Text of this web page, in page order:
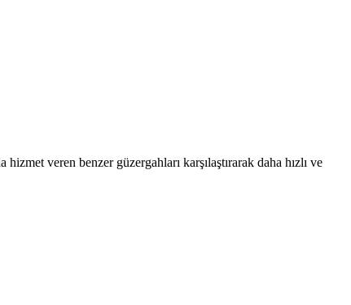
veren benzer güzergahları karşılaştırarak daha hızlı ve